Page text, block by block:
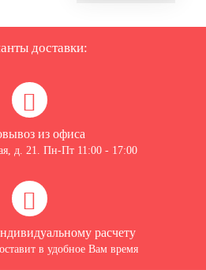
доставки:
из офиса
д. 21. Пн-Пт 11:00 - 17:00
расчету
в удобное Вам время